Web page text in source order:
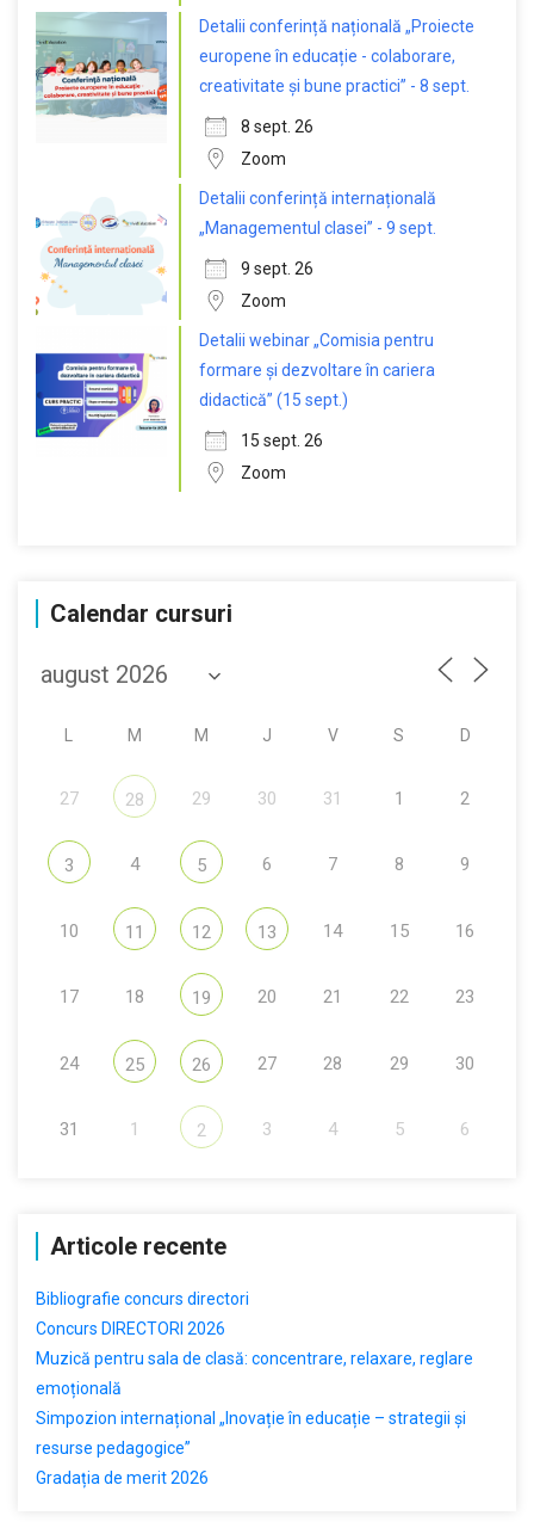
Detalii conferință națională „Proiecte
europene în educație - colaborare,
creativitate și bune practici” - 8 sept.
8 sept. 26
Zoom
Detalii conferință internațională
„Managementul clasei” - 9 sept.
9 sept. 26
Zoom
Detalii webinar „Comisia pentru
formare și dezvoltare în cariera
didactică” (15 sept.)
15 sept. 26
Zoom
Calendar cursuri
M M J V S D
27 28 29 30 31 1 2
3 4 5 6 7 8 9
10 11 12 13 14 15 16
17 18 19 20 21 22 23
24 25 26 27 28 29 30
31 1 2 3 4 5 6
Articole recente
Bibliografie concurs directori
Concurs DIRECTORI 2026
Muzică pentru sala de clasă: concentrare, relaxare, reglare
emoțională
Simpozion internațional „Inovație în educație – strategii și
resurse pedagogice”
Gradația de merit 2026